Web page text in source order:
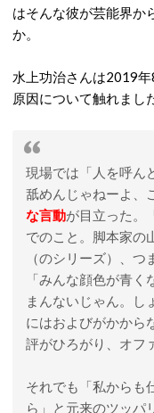
はそんな彼が芸能界か
か。
水上功治さんは2019
原因について触れまし
現場では「人を呼ん
舐めんじゃねーよ、
な言動が目立った。
でのこと。脚本家の
（のシリーズ）、つ
「みんな顔色が青
まんないじゃん。し
にはおよびがかから
評がひろがり、オフ
それでも「私からも
ら」と元来のツッパ